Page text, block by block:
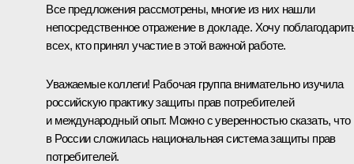
Все предложения рассмотрены, многие из них нашли
непосредственное отражение в докладе. Хочу
всех, кто принял участие в этой важной работе.
Уважаемые коллеги! Рабочая группа внимательно изучила
российскую практику защиты прав потребителей
и международный опыт. Можно с уверенностью сказать, что
в России сложилась национальная система защиты прав
потребителей.